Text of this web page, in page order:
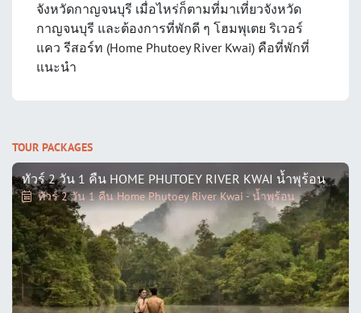
จังหวัดกาญจนบุรี เมื่อไหร่ก็ตามที่มาเที่ยวจังหวัด
กาญจนบุรี และต้องการที่พักดี ๆ โฮมพุเตย ริเวอร์
แคว รีสอร์ท (Home Phutoey River Kwai) คือที่พักที่
แนะนำ
TOUR PACKAGES
ทัวร์ 2 วัน 1 คืน HOME PHUTOEY RIVER KWAI น้ำพุร้อน
ทัวร์ 2 วัน 1 คืน Home Phutoey River Kwai - น้ำพุร้อน